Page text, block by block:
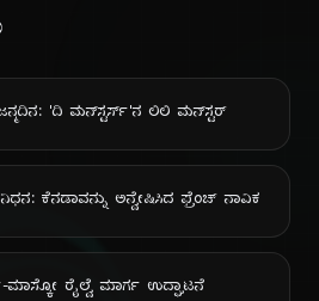
'ದಿ ಮನ್‌ಸ್ಟರ್ಸ್'ನ ಲಿಲಿ ಮನ್‌ಸ್ಟರ್
ಕೆನಡಾವನ್ನು ಅನ್ವೇಷಿಸಿದ ಫ್ರೆಂಚ್ ನಾವಿಕ
ರೈಲ್ವೆ ಮಾರ್ಗ ಉದ್ಘಾಟನೆ